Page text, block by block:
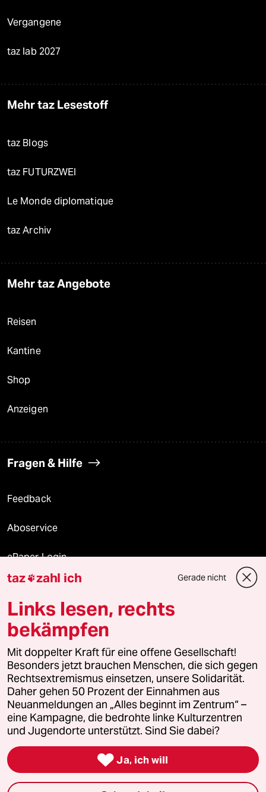
Vergangene
taz lab 2027
Mehr taz Lesestoff
taz Blogs
taz FUTURZWEI
Le Monde diplomatique
taz Archiv
Mehr taz Angebote
Reisen
Kantine
Shop
Anzeigen
Fragen & Hilfe
Feedback
Aboservice
ePaper Login
Downloads für Abonnierende
© 2026 taz Verlags und Vertriebs GmbH
Alle Rechte vorbehalten. Bei rechtlichen Fragen oder für Genehmigungen
wenden Sie sich bitte an
lizenzen@taz.de
Feedback Redaktionsstatut Kommune-Richtlinien
Leitlinie Informant Datenschutz Impressum AGB
Seitenwende Einwilligungen widerrufen (Ads)
taz zahl ich Gerade nicht
Links lesen, rechts
bekämpfen
Mit doppelter Kraft für eine offene Gesellschaft!
Besonders jetzt brauchen Menschen, die sich gegen
Rechtsextremismus einsetzen, unsere Solidarität.
Daher gehen 50 Prozent der Einnahmen aus
Neuanmeldungen an „Alles beginnt im Zentrum“ –
eine Kampagne, die bedrohte linke Kulturzentren
und Jugendorte unterstützt. Sind Sie dabei?
 Ja, ich will